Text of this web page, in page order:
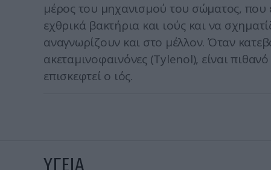
μέρος του μηχανισμού του σώματος, που
εχθρικά βακτήρια και ιούς και να
αναγνωρίζουν και στο μέλλον. Όταν
ακεταμινοφαινόνες (Tylenol), είναι
επισκεφτεί ο ιός.
ΥΓΕΙΑ